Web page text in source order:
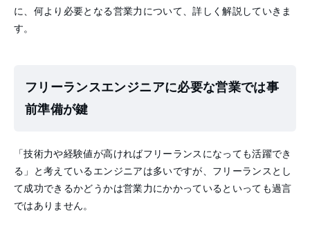
に、何より必要となる営業力について、詳しく解説していきま
す。
フリーランスエンジニアに必要な営業では事
前準備が鍵
「技術力や経験値が高ければフリーランスになっても活躍でき
る」と考えているエンジニアは多いですが、フリーランスとし
て成功できるかどうかは営業力にかかっているといっても過言
ではありません。